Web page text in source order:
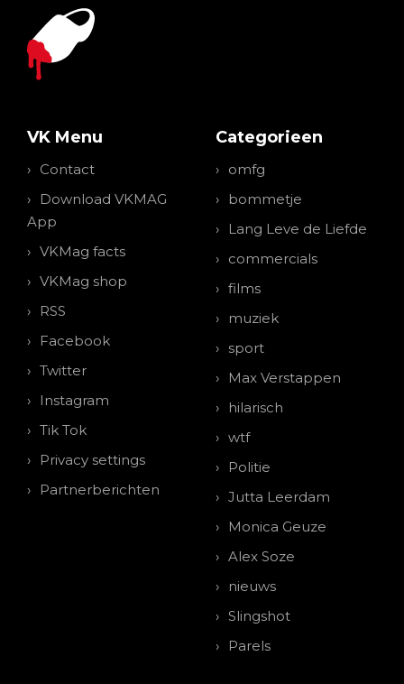
VK Menu
Contact
Download VKMAG
App
VKMag facts
VKMag shop
RSS
Facebook
Twitter
Instagram
Tik Tok
Privacy settings
Partnerberichten
Categorieen
omfg
bommetje
Lang Leve de Liefde
commercials
films
muziek
sport
Max Verstappen
hilarisch
wtf
Politie
Jutta Leerdam
Monica Geuze
Alex Soze
nieuws
Slingshot
Parels